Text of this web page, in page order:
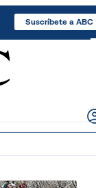
Suscríbete a ABC